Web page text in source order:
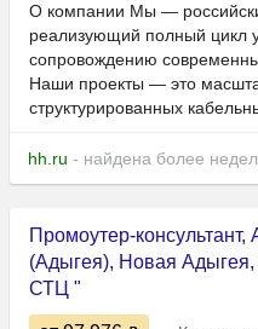
О компании Мы —
реализующий полный цикл
сопровождению
Наши проекты — это
структурированных
hh.ru - найдена более
Промоутер-
(Адыгея), Новая Адыгея,
СТЦ "